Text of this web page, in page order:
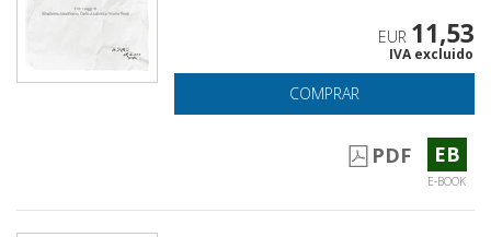
EUR 11,53
IVA excluido
COMPRAR
PDF EB
E-BOOK